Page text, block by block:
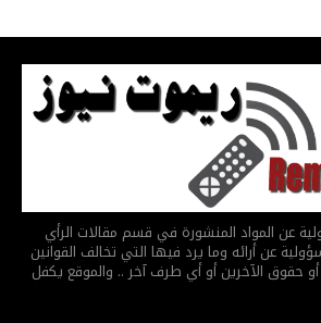
عن المواد المنشورة في قسم مقالات الرأي
عن أرائه وما يرد فيها التي تخالف القوانين
حقوق الآخرين أو أي طرف آخر .. والموقع يكفل